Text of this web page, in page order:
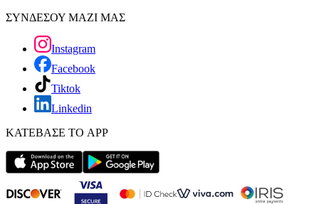
ΣΥΝΔΕΣΟΥ ΜΑΖΙ ΜΑΣ
Instagram
Facebook
Tiktok
Linkedin
ΚΑΤΕΒΑΣΕ ΤΟ APP